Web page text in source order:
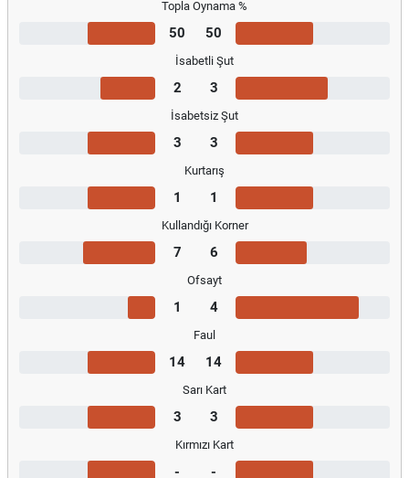
Topla Oynama %
50 50
İsabetli Şut
2 3
İsabetsiz Şut
3 3
Kurtarış
1 1
Kullandığı Korner
7 6
Ofsayt
1 4
Faul
14 14
Sarı Kart
3 3
Kırmızı Kart
- -